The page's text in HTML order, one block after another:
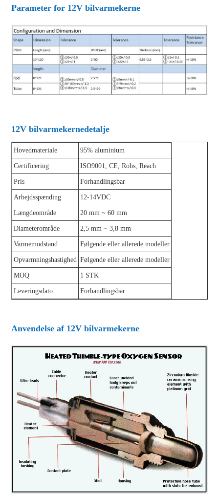
Parameter for 12V bilvarmekerne
12V bilvarmekernedetalje
Hovedmateriale 95% aluminium
Certificering ISO9001, CE, Rohs, Reach
Pris Forhandlingsbar
Arbejdsspænding 12-14VDC
Længdeområde 20 mm ~ 60 mm
Diameterområde 2,5 mm ~ 3,8 mm
Varmemodstand Følgende eller allerede modeller
Opvarmningshastighed Følgende eller allerede modeller
MOQ 1 STK
Leveringsdato Forhandlingsbar
Anvendelse af 12V bilvarmekerne